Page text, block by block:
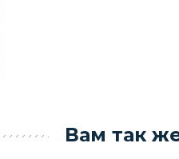
Вам так